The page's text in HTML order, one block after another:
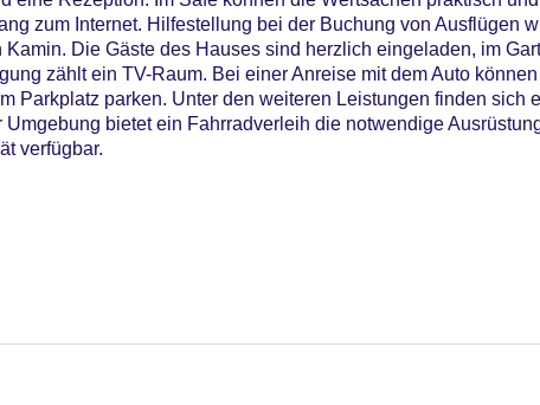
zum Internet. Hilfestellung bei der Buchung von Ausflügen
Die Gäste des Hauses sind herzlich eingeladen, im
zählt ein TV-Raum. Bei einer Anreise mit dem Auto
Parkplatz parken. Unter den weiteren Leistungen finden sich
bietet ein Fahrradverleih die notwendige
verfügbar.
2025